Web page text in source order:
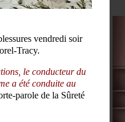
vendredi soir
Tracy.
le conducteur du
a été conduite au
parole de la Sûreté